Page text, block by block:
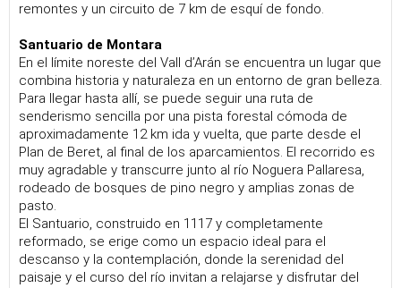
remontes y un circuito de 7 km de esquí de fondo.
Santuario de Montara
En el límite noreste del Vall d’Arán se encuentra un lugar que
combina historia y naturaleza en un entorno de gran belleza.
Para llegar hasta allí, se puede seguir una ruta de
senderismo sencilla por una pista forestal cómoda de
aproximadamente 12 km ida y vuelta, que parte desde el
Plan de Beret, al final de los aparcamientos. El recorrido es
muy agradable y transcurre junto al río Noguera Pallaresa,
rodeado de bosques de pino negro y amplias zonas de
pasto.
El Santuario, construido en 1117 y completamente
reformado, se erige como un espacio ideal para el
descanso y la contemplación, donde la serenidad del
paisaje y el curso del río invitan a relajarse y disfrutar del